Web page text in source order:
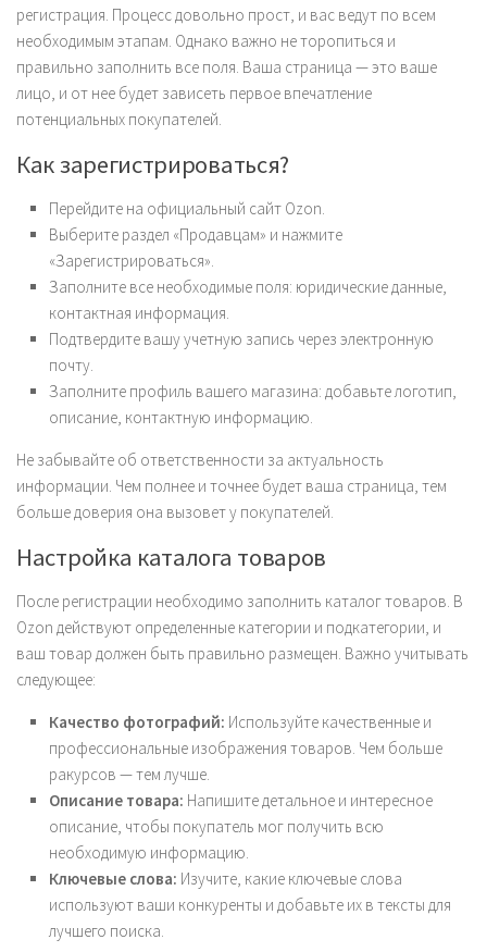
регистрация. Процесс довольно прост, и вас ведут по всем
необходимым этапам. Однако важно не торопиться и
правильно заполнить все поля. Ваша страница — это ваше
лицо, и от нее будет зависеть первое впечатление
потенциальных покупателей.
Как зарегистрироваться?
Перейдите на официальный сайт Ozon.
Выберите раздел «Продавцам» и нажмите
«Зарегистрироваться».
Заполните все необходимые поля: юридические данные,
контактная информация.
Подтвердите вашу учетную запись через электронную
почту.
Заполните профиль вашего магазина: добавьте логотип,
описание, контактную информацию.
Не забывайте об ответственности за актуальность
информации. Чем полнее и точнее будет ваша страница, тем
больше доверия она вызовет у покупателей.
Настройка каталога товаров
После регистрации необходимо заполнить каталог товаров. В
Ozon действуют определенные категории и подкатегории, и
ваш товар должен быть правильно размещен. Важно учитывать
следующее:
Качество фотографий: Используйте качественные и
профессиональные изображения товаров. Чем больше
ракурсов — тем лучше.
Описание товара: Напишите детальное и интересное
описание, чтобы покупатель мог получить всю
необходимую информацию.
Ключевые слова: Изучите, какие ключевые слова
используют ваши конкуренты и добавьте их в тексты для
лучшего поиска.